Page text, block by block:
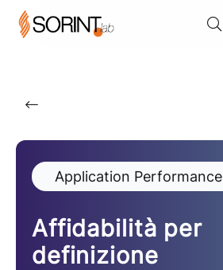
Application Performance
Affidabilità per
definizione